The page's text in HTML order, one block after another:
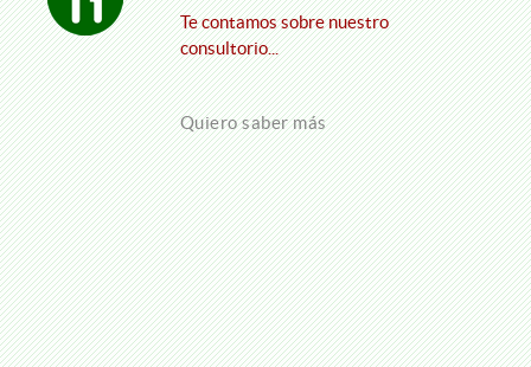
Te contamos sobre nuestro
consultorio...
Quiero saber más